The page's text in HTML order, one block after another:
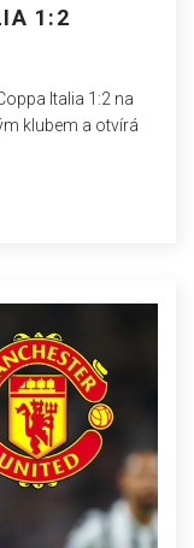
1:2
Italia 1:2 na
klubem a otvírá